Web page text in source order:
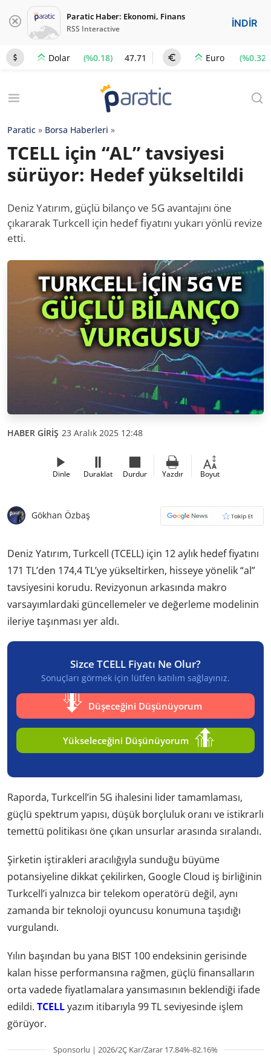
Paratic Haber: Ekonomi, Finans
RSS Interactive İNDİR
Dolar (%0.18) 47.71 Euro (%0.32)
Paratic » Borsa Haberleri »
TCELL için “AL” tavsiyesi
sürüyor: Hedef yükseltildi
Deniz Yatırım, güçlü bilanço ve 5G avantajını öne
çıkararak Turkcell için hedef fiyatını yukarı yönlü revize
etti.
HABER GİRİŞ 23 Aralık 2025 12:48
Dinle Duraklat Durdur Yazdır Boyut
Gökhan Özbaş
Deniz Yatırım, Turkcell (TCELL) için 12 aylık hedef fiyatını
171 TL’den 174,4 TL’ye yükseltirken, hisseye yönelik “al”
tavsiyesini korudu. Revizyonun arkasında makro
varsayımlardaki güncellemeler ve değerleme modelinin
ileriye taşınması yer aldı.
Sizce TCELL Fiyatı Ne Olur?
Sonuçları görmek için lütfen katılım sağlayınız.
Düşeceğini Düşünüyorum
Yükseleceğini Düşünüyorum
Raporda, Turkcell’in 5G ihalesini lider tamamlaması,
güçlü spektrum yapısı, düşük borçluluk oranı ve istikrarlı
temettü politikası öne çıkan unsurlar arasında sıralandı.
Şirketin iştirakleri aracılığıyla sunduğu büyüme
potansiyeline dikkat çekilirken, Google Cloud iş birliğinin
Turkcell’i yalnızca bir telekom operatörü değil, aynı
zamanda bir teknoloji oyuncusu konumuna taşıdığı
vurgulandı.
Yılın başından bu yana BIST 100 endeksinin gerisinde
kalan hisse performansına rağmen, güçlü finansalların
orta vadede fiyatlamalara yansımasının beklendiği ifade
edildi. TCELLyazım itibarıyla 99 TL seviyesinde işlem
görüyor.
Sponsorlu | 2026/2Ç Kar/Zarar 17.84%-82.16%